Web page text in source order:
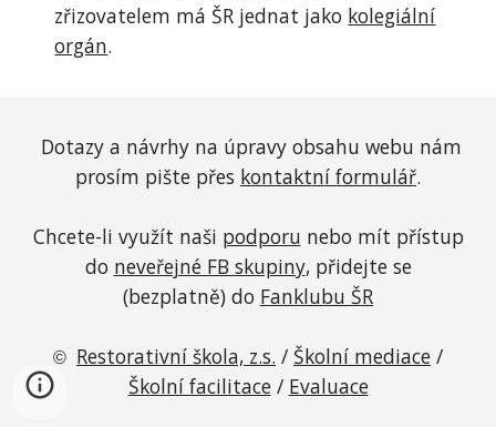
zřizovatelem má ŠR jednat jako kolegiální
orgán.
Dotazy a návrhy na úpravy obsahu webu nám
prosím pište přes kontaktní formulář.
Chcete-li využít naši podporu nebo mít přístup
do neveřejné FB skupiny, přidejte se
(bezplatně) do Fanklubu ŠR
© Restorativní škola, z.s. / Školní mediace /
Školní facilitace/ Evaluace